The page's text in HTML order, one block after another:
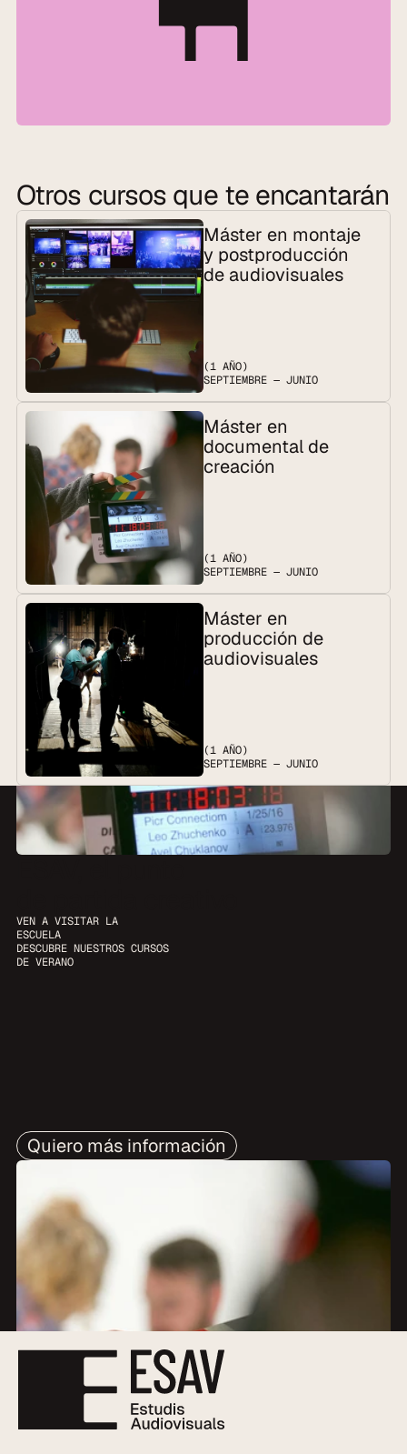
Otros cursos que te encantarán
Máster en montaje
y postproducción
de audiovisuales
(1 AÑO)
SEPTIEMBRE — JUNIO
Máster en
documental de
creación
(1 AÑO)
SEPTIEMBRE — JUNIO
Máster en
producción de
audiovisuales
(1 AÑO)
SEPTIEMBRE — JUNIO
VEN A VISITAR LA
ESCUELA
DESCUBRE NUESTROS CURSOS
DE VERANO
Quiero más información